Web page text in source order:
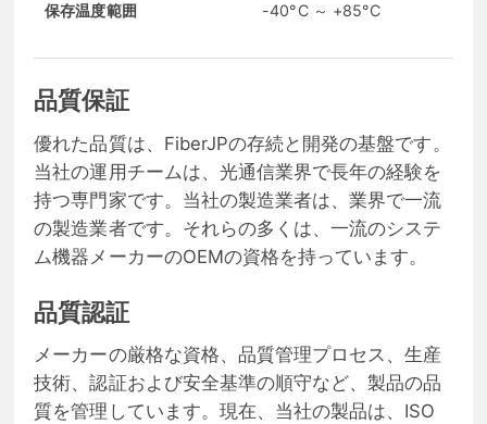
保存温度範囲 -40°C ～ +85°C
品質保証
優れた品質は、FiberJPの存続と開発の基盤です。
当社の運用チームは、光通信業界で長年の経験を
持つ専門家です。当社の製造業者は、業界で一流
の製造業者です。それらの多くは、一流のシステ
ム機器メーカーのOEMの資格を持っています。
品質認証
メーカーの厳格な資格、品質管理プロセス、生産
技術、認証および安全基準の順守など、製品の品
質を管理しています。現在、当社の製品は、ISO